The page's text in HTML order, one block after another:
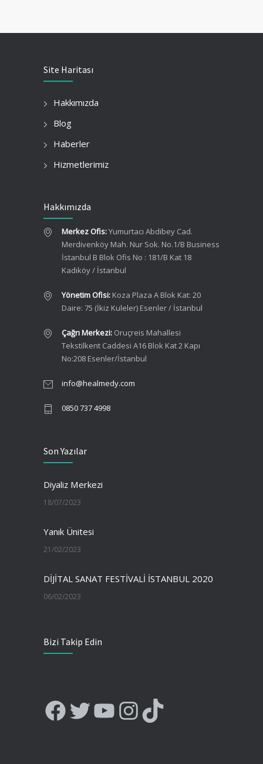
Site Haritası
Hakkımızda
Blog
Haberler
Hizmetlerimiz
Hakkımızda
Merkez Ofis:Yumurtacı Abdibey Cad.
Merdivenköy Mah. Nur Sok. No.1/B Business
İstanbul B Blok Ofis No : 181/B Kat 18
Kadıköy / İstanbul
Yönetim Ofisi: Koza Plaza A Blok Kat: 20
Daire: 75 (İkiz Kuleler) Esenler / İstanbul
Çağrı Merkezi: Oruçreis Mahallesi
Tekstilkent Caddesi A16 Blok Kat 2 Kapı
No:208 Esenler/İstanbul
info@healmedy.com
0850 737 4998
Son Yazılar
Diyaliz Merkezi
18/07/2023
Yanık Ünitesi
21/02/2023
DİJİTAL SANAT FESTİVALİ İSTANBUL 2020
06/02/2023
Bizi Takip Edin
Facebook
Twitter
YouTube
Instagram
TikTok